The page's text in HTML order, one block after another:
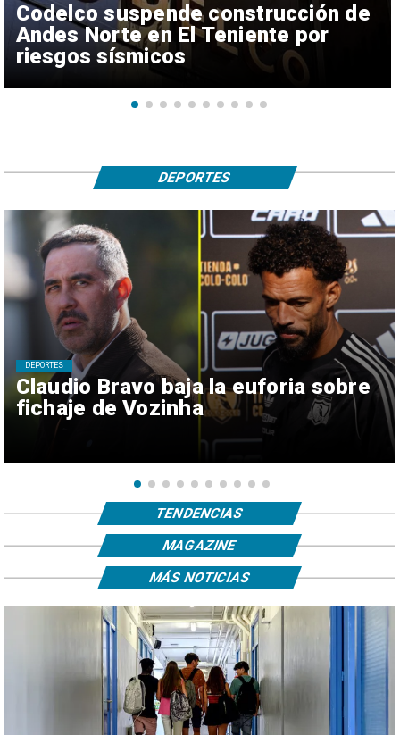
Codelco suspende construcción de
Andes Norte en El Teniente por
riesgos sísmicos
Claudio Bravo baja la euforia sobre
fichaje de Vozinha
DEPORTES
DEPORTES
TENDENCIAS
MAGAZINE
MÁS NOTICIAS